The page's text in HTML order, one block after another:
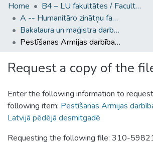
Home
B4 – LU fakultātes / Faculties of the UL
A -- Humanitāro zinātņu fakultāte / Faculty of Humanities
Bakalaura un maģistra darbi (HZF) / Bachelor's and Master's theses
Pestīšanas Armijas darbības tendences Latvijā pēdējā desmitgadē
Request a copy of the
Enter the following information to
following item: Pestīšanas Armijas
Latvijā pēdējā desmitgadē
Requesting the following file: 310-